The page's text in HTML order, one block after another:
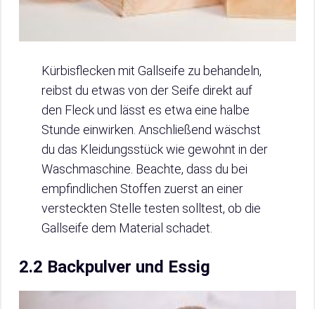
Kürbisflecken mit Gallseife zu behandeln,
reibst du etwas von der Seife direkt auf
den Fleck und lässt es etwa eine halbe
Stunde einwirken. Anschließend wäschst
du das Kleidungsstück wie gewohnt in der
Waschmaschine. Beachte, dass du bei
empfindlichen Stoffen zuerst an einer
versteckten Stelle testen solltest, ob die
Gallseife dem Material schadet.
2.2 Backpulver und Essig